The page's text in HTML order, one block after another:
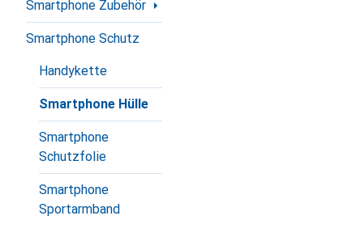
Smartphone Zubehör
Smartphone Schutz
Handykette
Smartphone Hülle
Smartphone
Schutzfolie
Smartphone
Sportarmband